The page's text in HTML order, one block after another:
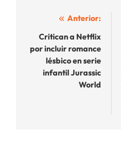
Navegación
entradas
Anterior:
Critican a Netflix
por incluir romance
lésbico en serie
infantil Jurassic
World